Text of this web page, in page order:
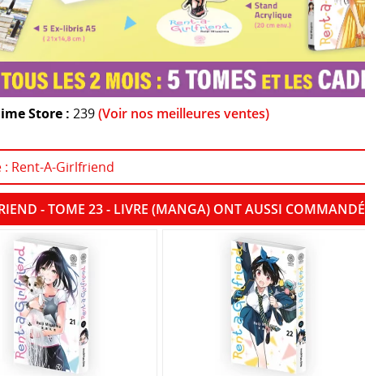
Store : 239(Voir nos meilleures ventes)
Rent-A-Girlfriend
- TOME 23 - LIVRE (MANGA) ONT AUSSI COMMANDÉ